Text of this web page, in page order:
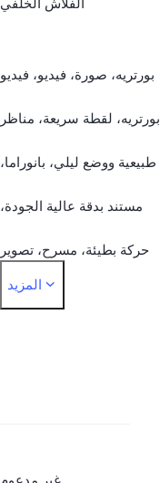
بورتريه، صورة، فيديو، فيديو
بورتريه، لقطة سريعة، مناظر
طبيعية ووضع ليلي، بانوراما،
مستند بدقة عالية الجودة،
حركة بطيئة، مسرح، تصوير
احترافي، طعام، كاميرا
المزيد